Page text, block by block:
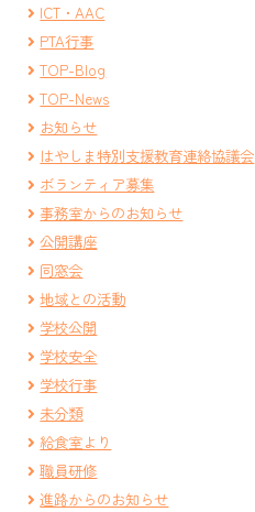
ICT・AAC
PTA行事
TOP-Blog
TOP-News
お知らせ
はやしま特別支援教育連絡協議会
ボランティア募集
事務室からのお知らせ
公開講座
同窓会
地域との活動
学校公開
学校安全
学校行事
未分類
給食室より
職員研修
進路からのお知らせ